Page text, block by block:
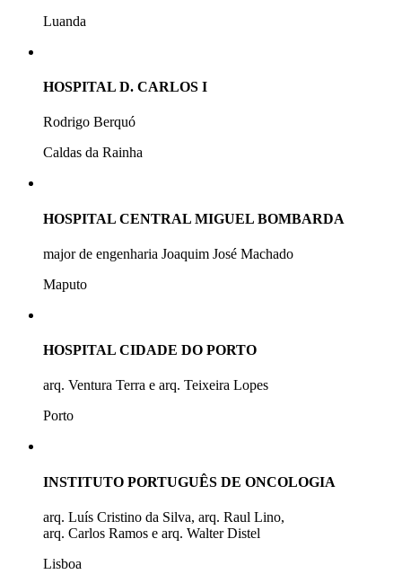
Luanda
HOSPITAL D. CARLOS I
Rodrigo Berquó
Caldas da Rainha
HOSPITAL CENTRAL MIGUEL BOMBARDA
major de engenharia Joaquim José Machado
Maputo
HOSPITAL CIDADE DO PORTO
arq. Ventura Terra e arq. Teixeira Lopes
Porto
INSTITUTO PORTUGUÊS DE ONCOLOGIA
arq. Luís Cristino da Silva, arq. Raul Lino,
arq. Carlos Ramos e arq. Walter Distel
Lisboa